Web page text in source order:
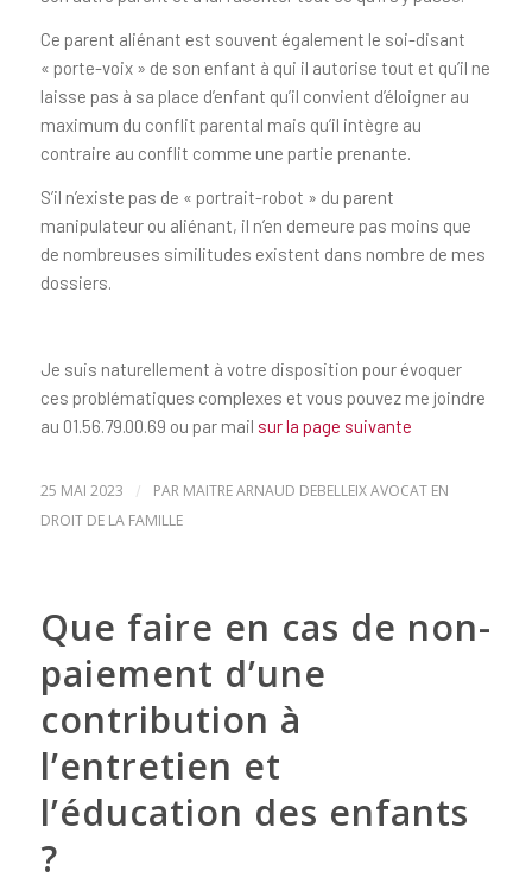
Ce parent aliénant est souvent également le soi-disant
« porte-voix » de son enfant à qui il autorise tout et qu’il ne
laisse pas à sa place d’enfant qu’il convient d’éloigner au
maximum du conflit parental mais qu’il intègre au
contraire au conflit comme une partie prenante.
S’il n’existe pas de « portrait-robot » du parent
manipulateur ou aliénant, il n’en demeure pas moins que
de nombreuses similitudes existent dans nombre de mes
dossiers.
Je suis naturellement à votre disposition pour évoquer
ces problématiques complexes et vous pouvez me joindre
au 01.56.79.00.69 ou par mail sur la page suivante
25 MAI 2023 / PAR MAITRE ARNAUD DEBELLEIX AVOCAT EN
DROIT DE LA FAMILLE
Que faire en cas de non-
paiement d’une
contribution à
l’entretien et
l’éducation des enfants
?